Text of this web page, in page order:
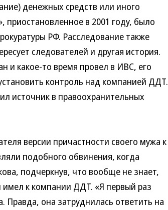
денежных средств или иного
в 2001 году, было
РФ. Расследование также
следователей и другая история.
и какое-то время провел в ИВС, его
контроль над компанией ДДТ.
источник в правоохранительных
версии причастности своего мужа к
подобного обвинения, когда
подчеркнув, что вообще не знает,
к компании ДДТ. «Я первый раз
она затруднилась ответить на